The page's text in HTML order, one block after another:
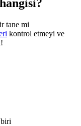
tane mi
kontrol etmeyi ve
biri